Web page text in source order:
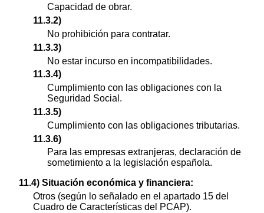
Capacidad de obrar.
11.3.2)
No prohibición para contratar.
11.3.3)
No estar incurso en incompatibilidades.
11.3.4)
Cumplimiento con las obligaciones con la
Seguridad Social.
11.3.5)
Cumplimiento con las obligaciones tributarias.
11.3.6)
Para las empresas extranjeras, declaración de
sometimiento a la legislación española.
11.4) Situación económica y financiera:
Otros (según lo señalado en el apartado 15 del
Cuadro de Características del PCAP).